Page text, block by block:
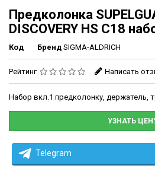
Предколонка
DISCOVERY HS C18
Код Бренд SIGMA-ALDRICH
Рейтинг Написать
Набор вкл.1 предколонку, держатель,
УЗНАТЬ
Telegram